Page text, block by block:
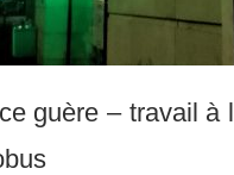
guère – travail